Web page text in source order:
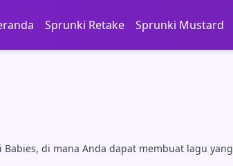
Sprunki Retake Sprunki Mustard
di mana Anda dapat membuat lagu